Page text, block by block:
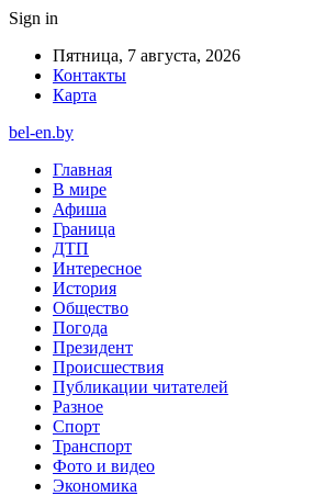
Sign in
Пятница, 7 августа, 2026
Контакты
Карта
bel-en.by
Главная
В мире
Афиша
Граница
ДТП
Интересное
История
Общество
Погода
Президент
Происшествия
Публикации читателей
Разное
Спорт
Транспорт
Фото и видео
Экономика